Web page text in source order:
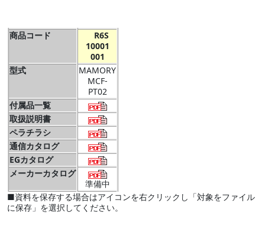
商品コード
R6S
10001
001
型式
MAMORY
MCF-
PT02
付属品一覧
取扱説明書
ペラチラシ
通信カタログ
EGカタログ
メーカーカタログ
準備中
■資料を保存する場合はアイコンを右クリックし「対象をファイル
に保存」を選択してください。